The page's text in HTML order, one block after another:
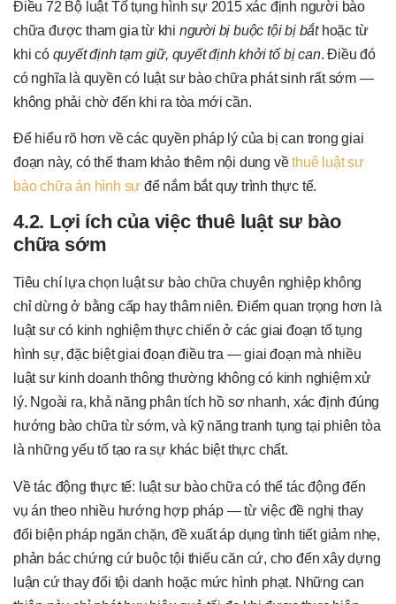
Điều 72 Bộ luật Tố tụng hình sự 2015 xác định người bào
chữa được tham gia từ khi người bị buộc tội bị bắthoặc từ
khi có quyết định tạm giữ, quyết định khởi tố bị can. Điều đó
có nghĩa là quyền có luật sư bào chữa phát sinh rất sớm —
không phải chờ đến khi ra tòa mới cần.
Để hiểu rõ hơn về các quyền pháp lý của bị can trong giai
đoạn này, có thể tham khảo thêm nội dung vềthuê luật sư
bào chữa án hình sự để nắm bắt quy trình thực tế.
4.2. Lợi ích của việc thuê luật sư bào
chữa sớm
Tiêu chí lựa chọn luật sư bào chữa chuyên nghiệp không
chỉ dừng ở bằng cấp hay thâm niên. Điểm quan trọng hơn là
luật sư có kinh nghiệm thực chiến ở các giai đoạn tố tụng
hình sự, đặc biệt giai đoạn điều tra — giai đoạn mà nhiều
luật sư kinh doanh thông thường không có kinh nghiệm xử
lý. Ngoài ra, khả năng phân tích hồ sơ nhanh, xác định đúng
hướng bào chữa từ sớm, và kỹ năng tranh tụng tại phiên tòa
là những yếu tố tạo ra sự khác biệt thực chất.
Về tác động thực tế: luật sư bào chữa có thể tác động đến
vụ án theo nhiều hướng hợp pháp — từ việc đề nghị thay
đổi biện pháp ngăn chặn, đề xuất áp dụng tình tiết giảm nhẹ,
phản bác chứng cứ buộc tội thiếu căn cứ, cho đến xây dựng
luận cứ thay đổi tội danh hoặc mức hình phạt. Những can